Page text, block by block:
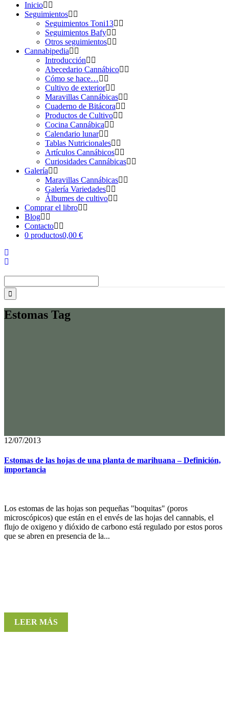
Inicio
Seguimientos
Seguimientos Toni13
Seguimientos Bafy
Otros seguimientos
Cannabipedia
Introducción
Abecedario Cannábico
Cómo se hace…
Cultivo de exterior
Maravillas Cannábicas
Cuaderno de Bitácora
Productos de Cultivo
Cocina Cannábica
Calendario lunar
Tablas Nutricionales
Artículos Cannábicos
Curiosidades Cannábicas
Galería
Maravillas Cannábicas
Galería Variedades
Álbumes de cultivo
Comprar el libro
Blog
Contacto
0 productos0,00 €
Estomas Tag
12/07/2013
Estomas de las hojas de una planta de marihuana – Definición,
importancia
Los estomas de las hojas son pequeñas "boquitas" (poros
microscópicos) que están en el envés de las hojas del cannabis, el
flujo de oxigeno y dióxido de carbono está regulado por estos poros
que se abren en presencia de la...
LEER MÁS